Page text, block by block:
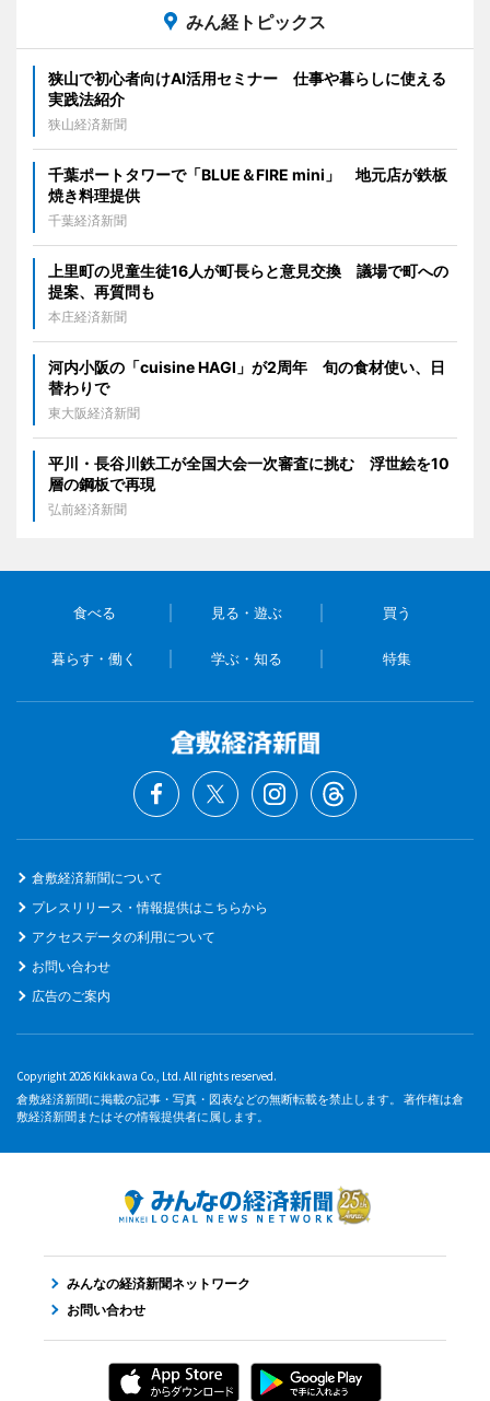
みん経トピックス
狭山で初心者向けAI活用セミナー 仕事や暮らしに使える
実践法紹介
狭山経済新聞
千葉ポートタワーで「BLUE＆FIRE mini」 地元店が鉄板
焼き料理提供
千葉経済新聞
上里町の児童生徒16人が町長らと意見交換 議場で町への
提案、再質問も
本庄経済新聞
河内小阪の「cuisine HAGI」が2周年 旬の食材使い、日
替わりで
東大阪経済新聞
平川・長谷川鉄工が全国大会一次審査に挑む 浮世絵を10
層の鋼板で再現
弘前経済新聞
食べる 見る・遊ぶ 買う
暮らす・働く 学ぶ・知る 特集
倉敷経済新聞について
プレスリリース・情報提供はこちらから
アクセスデータの利用について
お問い合わせ
広告のご案内
Copyright 2026 Kikkawa Co., Ltd. All rights reserved.
倉敷経済新聞に掲載の記事・写真・図表などの無断転載を禁止します。 著作権は倉
敷経済新聞またはその情報提供者に属します。
みんなの経済新聞ネットワーク
お問い合わせ